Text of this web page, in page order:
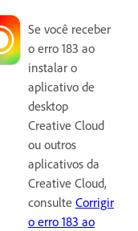
Se você receber
o erro 183 ao
instalar o
aplicativo de
desktop
Creative Cloud
ou outros
aplicativos da
Creative Cloud,
consulte Corrigir
o erro 183 ao